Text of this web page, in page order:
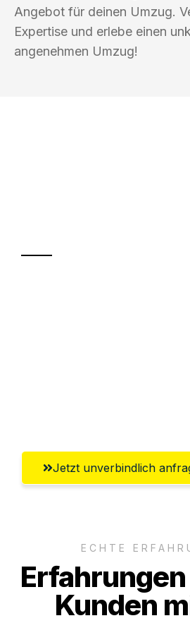
Angebot für deinen Umzug.
Expertise und erlebe einen
angenehmen Umzug!
Jetzt unverbindlich
ECHTE
Kunden